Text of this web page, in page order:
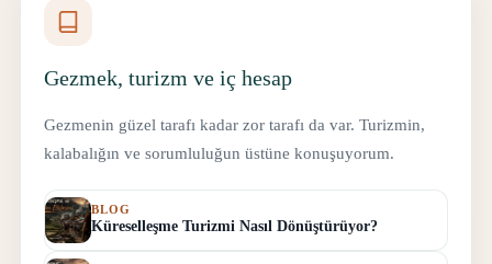
Gezmek, turizm ve iç hesap
Gezmenin güzel tarafı kadar zor tarafı da var. Turizmin,
kalabalığın ve sorumluluğun üstüne konuşuyorum.
BLOG
Küreselleşme Turizmi Nasıl Dönüştürüyor?